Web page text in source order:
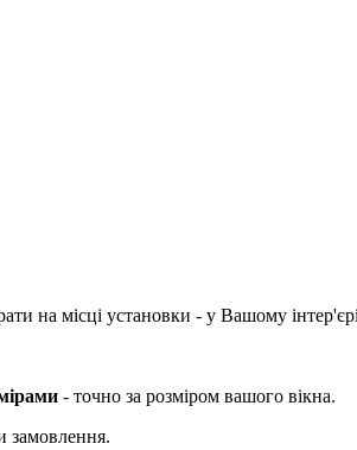
на місці установки - у Вашому
- точно за розміром вашого вікна.
замовлення.